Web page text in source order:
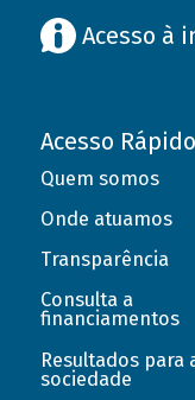
Acesso à
Acesso Rápido
Quem somos
Onde atuamos
Transparência
Consulta a
financiamentos
Resultados para
sociedade